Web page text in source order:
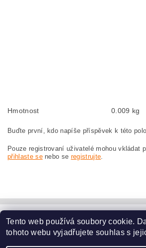
Hmotnost 0.009 kg
Buďte první, kdo napíše příspěvek k této
Pouze registrovaní uživatelé mohou vkládat
přihlaste senebo se registrujte.
www.dodilny.cz
Tento web používá soubory cookie.
tohoto webu vyjadřujete souhlas s